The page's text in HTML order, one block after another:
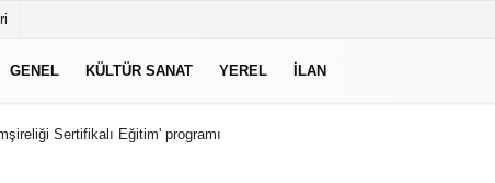
GENEL KÜLTÜR SANAT YEREL İLAN
Sertifikalı Eğitim' programı